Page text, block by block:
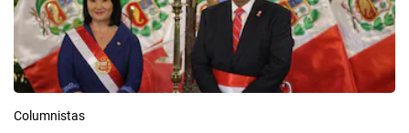
Columnistas